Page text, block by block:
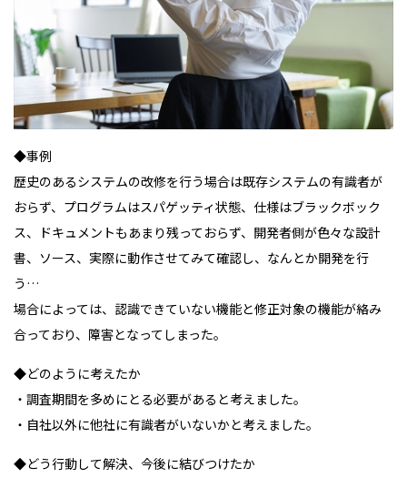
◆事例
歴史のあるシステムの改修を行う場合は既存システムの有識者が
おらず、プログラムはスパゲッティ状態、仕様はブラックボック
ス、ドキュメントもあまり残っておらず、開発者側が色々な設計
書、ソース、実際に動作させてみて確認し、なんとか開発を行
う…
場合によっては、認識できていない機能と修正対象の機能が絡み
合っており、障害となってしまった。
◆どのように考えたか
・調査期間を多めにとる必要があると考えました。
・自社以外に他社に有識者がいないかと考えました。
◆どう行動して解決、今後に結びつけたか